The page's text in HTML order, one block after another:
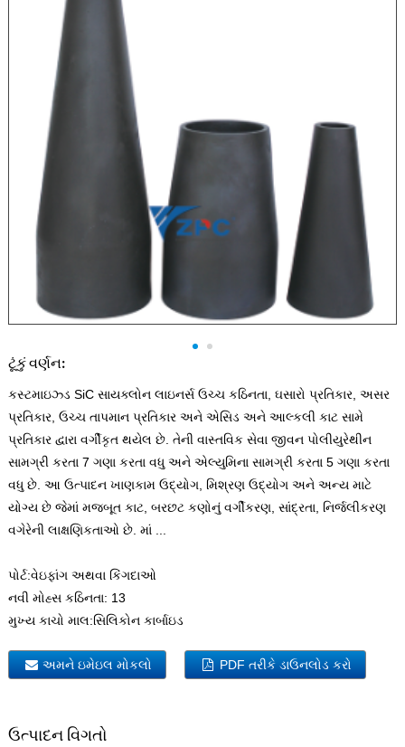
ટૂંકું વર્ણન:
કસ્ટમાઇઝ્ડ SiC સાયક્લોન લાઇનર્સ ઉચ્ચ કઠિનતા, ઘસારો પ્રતિકાર, અસર
પ્રતિકાર, ઉચ્ચ તાપમાન પ્રતિકાર અને એસિડ અને આલ્કલી કાટ સામે
પ્રતિકાર દ્વારા વર્ગીકૃત થયેલ છે. તેની વાસ્તવિક સેવા જીવન પોલીયુરેથીન
સામગ્રી કરતા 7 ગણા કરતા વધુ અને એલ્યુમિના સામગ્રી કરતા 5 ગણા કરતા
વધુ છે. આ ઉત્પાદન ખાણકામ ઉદ્યોગ, મિશ્રણ ઉદ્યોગ અને અન્ય માટે
યોગ્ય છે જેમાં મજબૂત કાટ, બરછટ કણોનું વર્ગીકરણ, સાંદ્રતા, નિર્જલીકરણ
વગેરેની લાક્ષણિકતાઓ છે. માં ...
પોર્ટ:વેઇફાંગ અથવા કિંગદાઓ
નવી મોહ્સ કઠિનતા: 13
મુખ્ય કાચો માલ:સિલિકોન કાર્બાઇડ
અમને ઇમેઇલ મોકલો PDF તરીકે ડાઉનલોડ કરો
ઉત્પાદન વિગતો